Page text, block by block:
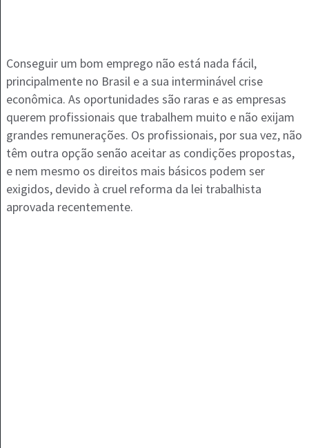
Conseguir um bom emprego não está nada fácil,
principalmente no Brasil e a sua interminável crise
econômica. As oportunidades são raras e as empresas
querem profissionais que trabalhem muito e não exijam
grandes remunerações. Os profissionais, por sua vez, não
têm outra opção senão aceitar as condições propostas,
e nem mesmo os direitos mais básicos podem ser
exigidos, devido à cruel reforma da lei trabalhista
aprovada recentemente.